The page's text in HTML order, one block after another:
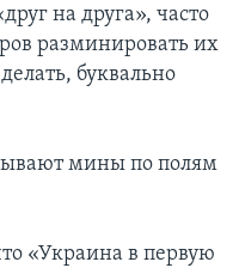
на друга», часто
разминировать их
буквально
мины по полям
«Украина в первую